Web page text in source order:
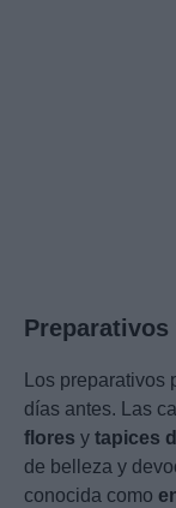
Los
días antes. Las
flores y tapices
de belleza y
conocida como